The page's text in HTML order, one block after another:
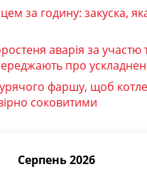
за годину: закуска,
аварія за участю
про
фаршу, щоб
соковитими
Серпень 2026